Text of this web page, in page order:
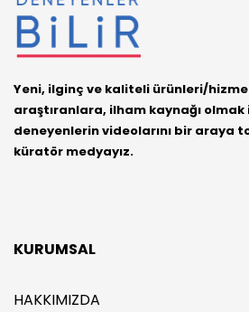
Yeni, ilginç ve kaliteli ürünleri/
araştıranlara, ilham kaynağı
deneyenlerin videolarını bir araya
küratör medyayız.
KURUMSAL
HAKKIMIZDA